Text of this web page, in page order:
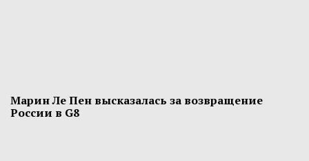
Марин Ле Пен высказалась за возвращение
России в G8